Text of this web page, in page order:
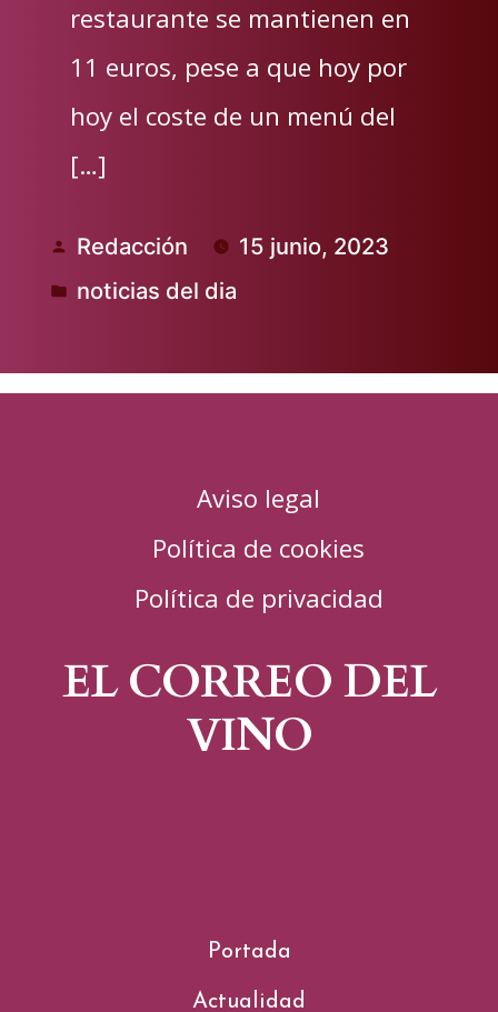
restaurante se mantienen en
11 euros, pese a que hoy por
hoy el coste de un menú del
[…]
Publicado
por
Redacción 15 junio, 2023
Publicado
noticias del dia
Aviso legal
Política de cookies
Política de privacidad
EL CORREO DEL
VINO
Portada
Actualidad